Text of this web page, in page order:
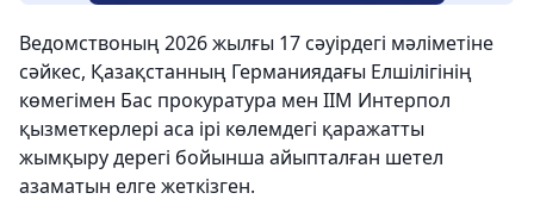
Ведомствоның 2026 жылғы 17 сәуірдегі мәліметіне
сәйкес, Қазақстанның Германиядағы Елшілігінің
көмегімен Бас прокуратура мен ІІМ Интерпол
қызметкерлері аса ірі көлемдегі қаражатты
жымқыру дерегі бойынша айыпталған шетел
азаматын елге жеткізген.